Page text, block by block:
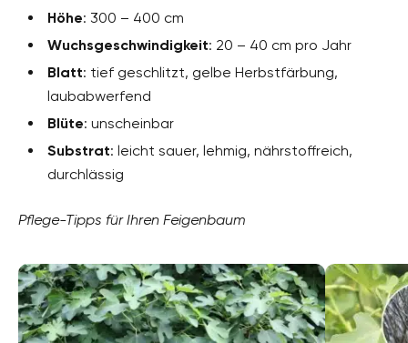
Höhe: 300 – 400 cm
Wuchsgeschwindigkeit: 20 – 40 cm pro Jahr
Blatt: tief geschlitzt, gelbe Herbstfärbung,
laubabwerfend
Blüte: unscheinbar
Substrat: leicht sauer, lehmig, nährstoffreich,
durchlässig
Pflege-Tipps für Ihren Feigenbaum